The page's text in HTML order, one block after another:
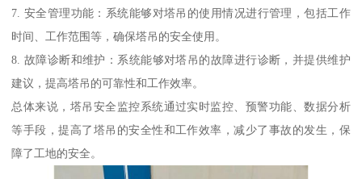
7. 安全管理功能：系统能够对塔吊的使用情况进行管理，包括工作
时间、工作范围等，确保塔吊的安全使用。
8. 故障诊断和维护：系统能够对塔吊的故障进行诊断，并提供维护
建议，提高塔吊的可靠性和工作效率。
总体来说，塔吊安全监控系统通过实时监控、预警功能、数据分析
等手段，提高了塔吊的安全性和工作效率，减少了事故的发生，保
障了工地的安全。